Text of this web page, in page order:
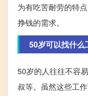
为有吃苦耐劳的特
挣钱的需求。
50岁可以找什么
50岁的人往往不容
叔等。虽然这些工